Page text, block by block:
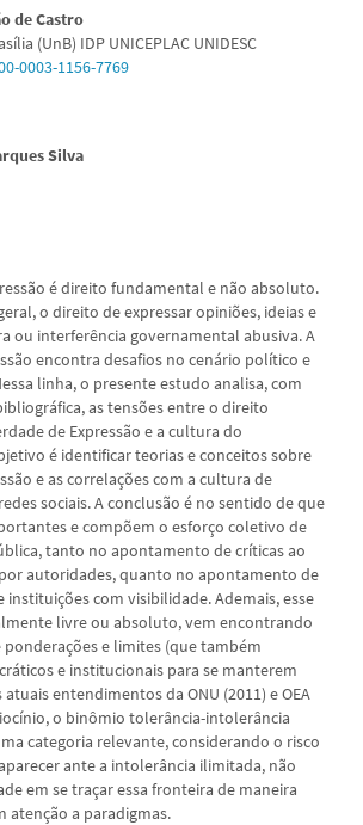
de Castro
(UnB) IDP UNICEPLAC UNIDESC
0003-1156-7769
Silva
é direito fundamental e não absoluto.
o direito de expressar opiniões, ideias e
ou interferência governamental abusiva. A
encontra desafios no cenário político e
linha, o presente estudo analisa, com
as tensões entre o direito
de Expressão e a cultura do
é identificar teorias e conceitos sobre
e as correlações com a cultura de
sociais. A conclusão é no sentido de que
e compõem o esforço coletivo de
tanto no apontamento de críticas ao
autoridades, quanto no apontamento de
instituições com visibilidade. Ademais, esse
livre ou absoluto, vem encontrando
e limites (que também
e institucionais para se manterem
entendimentos da ONU (2011) e OEA
o binômio tolerância-intolerância
categoria relevante, considerando o risco
ante a intolerância ilimitada, não
em se traçar essa fronteira de maneira
atenção a paradigmas.